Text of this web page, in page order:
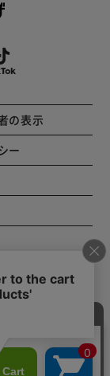
の表示
ー